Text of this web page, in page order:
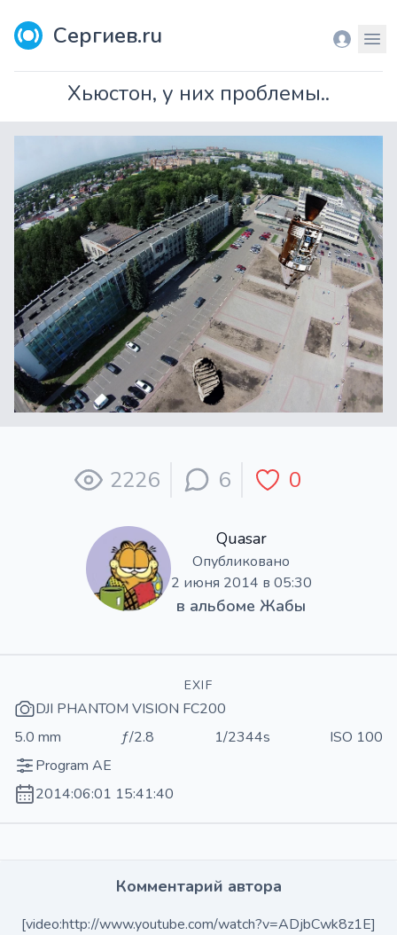
Сергиев.ru Вход
Хьюстон, у них проблемы..
2226 6 0
Quasar
Опубликовано
2 июня 2014 в 05:30
в альбоме Жабы
EXIF
DJI PHANTOM VISION FC200
5.0 mm
ƒ/2.8 1/2344s
ISO 100
Program AE
2014:06:01 15:41:40
Комментарий автора
[video:http://www.youtube.com/watch?v=ADjbCwk8z1E]